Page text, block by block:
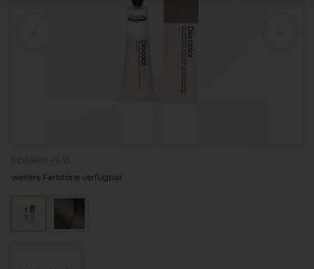
P036610 - 9.13
weitere Farbtöne verfügbar